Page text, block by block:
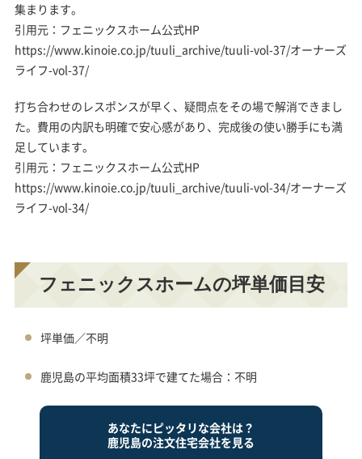
集まります。
引用元：フェニックスホーム公式HP
https://www.kinoie.co.jp/tuuli_archive/tuuli-vol-37/オーナーズ
ライフ-vol-37/
打ち合わせのレスポンスが早く、疑問点をその場で解消できまし
た。 費用の内訳も明確で安心感があり、完成後の使い勝手にも満
足しています。
引用元：フェニックスホーム公式HP
https://www.kinoie.co.jp/tuuli_archive/tuuli-vol-34/オーナーズ
ライフ-vol-34/
フェニックスホームの坪単価目安
坪単価／不明
鹿児島の平均面積33坪で建てた場合：不明
あなたにピッタリな会社は？
鹿児島の注文住宅会社を見る